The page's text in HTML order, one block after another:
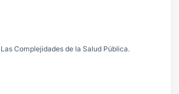
Las Complejidades de la Salud Pública.